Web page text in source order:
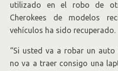
utilizado en el robo de
Cherokees de modelos
vehículos ha sido recuperado.
“Si usted va a robar un
no va a traer consigo una